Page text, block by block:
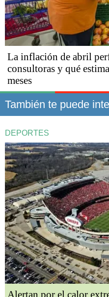
La inflación de abril
consultoras y qué
meses
También te puede
DEPORTES
Alertan por el calor